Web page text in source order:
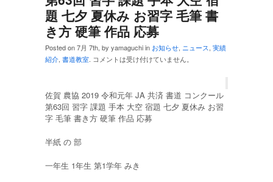
題 七夕 夏休み お習字 毛筆 書
き方 硬筆 作品 応募
Posted on 7月 7th, by yamaguchi in お知らせ, ニュース, 実績
紹介, 書道教室. コメントは受け付けていません。
佐賀 農協 2019 令和元年 JA 共済 書道 コンクール
第63回 習字 課題 手本 大空 宿題 七夕 夏休み お習
字 毛筆 書き方 硬筆 作品 応募
半紙 の 部
一年生 1年生 第1学年 みき